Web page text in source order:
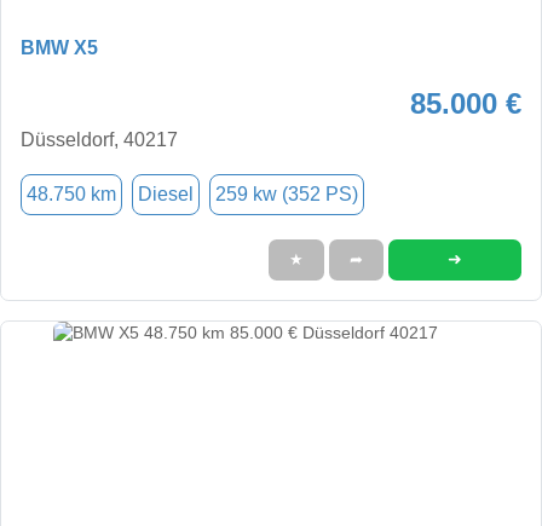
BMW X5
85.000 €
Düsseldorf, 40217
48.750 km Diesel 259 kw (352 PS)
★ ➦ ➜